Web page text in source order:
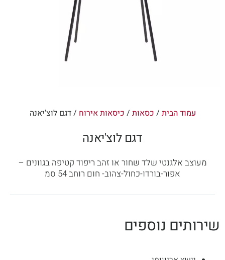
עמוד הבית / כסאות / כיסאות אירוח / דגם לוצ'יאנה
דגם לוצ'יאנה
מעוצב אלגנטי שלד שחור או זהב ריפוד קטיפה בגוונים –
אפור-בורדו-כחול-צהוב- חום רוחב 54 סמ
שירותים נוספים